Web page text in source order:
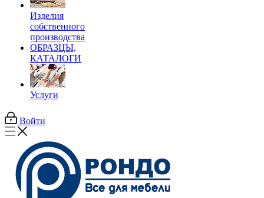
Изделия
собственного
производства
ОБРАЗЦЫ,
КАТАЛОГИ
Услуги
Войти